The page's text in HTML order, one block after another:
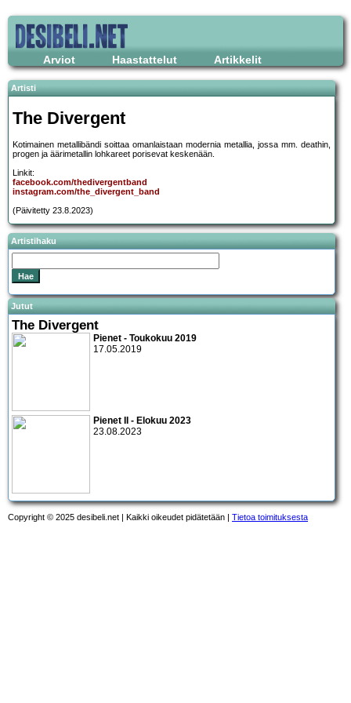
Arviot Haastattelut Artikkelit
Artisti
The Divergent
Kotimainen metallibändi soittaa omanlaistaan modernia metallia, jossa mm. deathin,
progen ja äärimetallin lohkareet porisevat keskenään.
Linkit:
facebook.com/thedivergentband
instagram.com/the_divergent_band
(Päivitetty 23.8.2023)
Artistihaku
Jutut
The Divergent
Pienet - Toukokuu 2019
17.05.2019
Pienet II - Elokuu 2023
23.08.2023
Copyright © 2025 desibeli.net | Kaikki oikeudet pidätetään | Tietoa toimituksesta